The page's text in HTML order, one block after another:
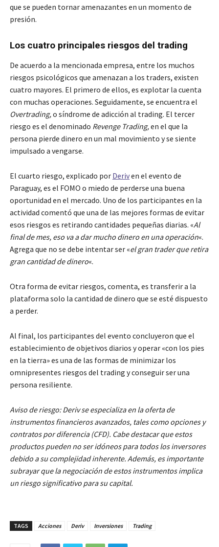
que se pueden tornar amenazantes en un momento de
presión.
Los cuatro principales riesgos del trading
De acuerdo a la mencionada empresa, entre los muchos
riesgos psicológicos que amenazan a los traders, existen
cuatro mayores. El primero de ellos, es explotar la cuenta
con muchas operaciones. Seguidamente, se encuentra el
Overtrading,o síndrome de adicción al trading. El tercer
riesgo es el denominado Revenge Trading,en el que la
persona pierde dinero en un mal movimiento y se siente
impulsado a vengarse.
El cuarto riesgo, explicado por Deriven el evento de
Paraguay, es el FOMO o miedo de perderse una buena
oportunidad en el mercado. Uno de los participantes en la
actividad comentó que una de las mejores formas de evitar
esos riesgos es retirando cantidades pequeñas diarias. «Al
final de mes, eso va a dar mucho dinero en una operación«.
Agrega que no se debe intentar ser «el gran trader que retira
gran cantidad de dinero«.
Otra forma de evitar riesgos, comenta, es transferir a la
plataforma solo la cantidad de dinero que se esté dispuesto
a perder.
Al final, los participantes del evento concluyeron que el
establecimiento de objetivos diarios y operar «con los pies
en la tierra» es una de las formas de minimizar los
omnipresentes riesgos del trading y conseguir ser una
persona resiliente.
Aviso de riesgo: Deriv se especializa en la oferta de
instrumentos financieros avanzados, tales como opciones y
contratos por diferencia (CFD). Cabe destacar que estos
productos pueden no ser idóneos para todos los inversores
debido a su complejidad inherente. Además, es importante
subrayar que la negociación de estos instrumentos implica
un riesgo significativo para su capital.
TAGS Acciones Deriv Inversiones Trading